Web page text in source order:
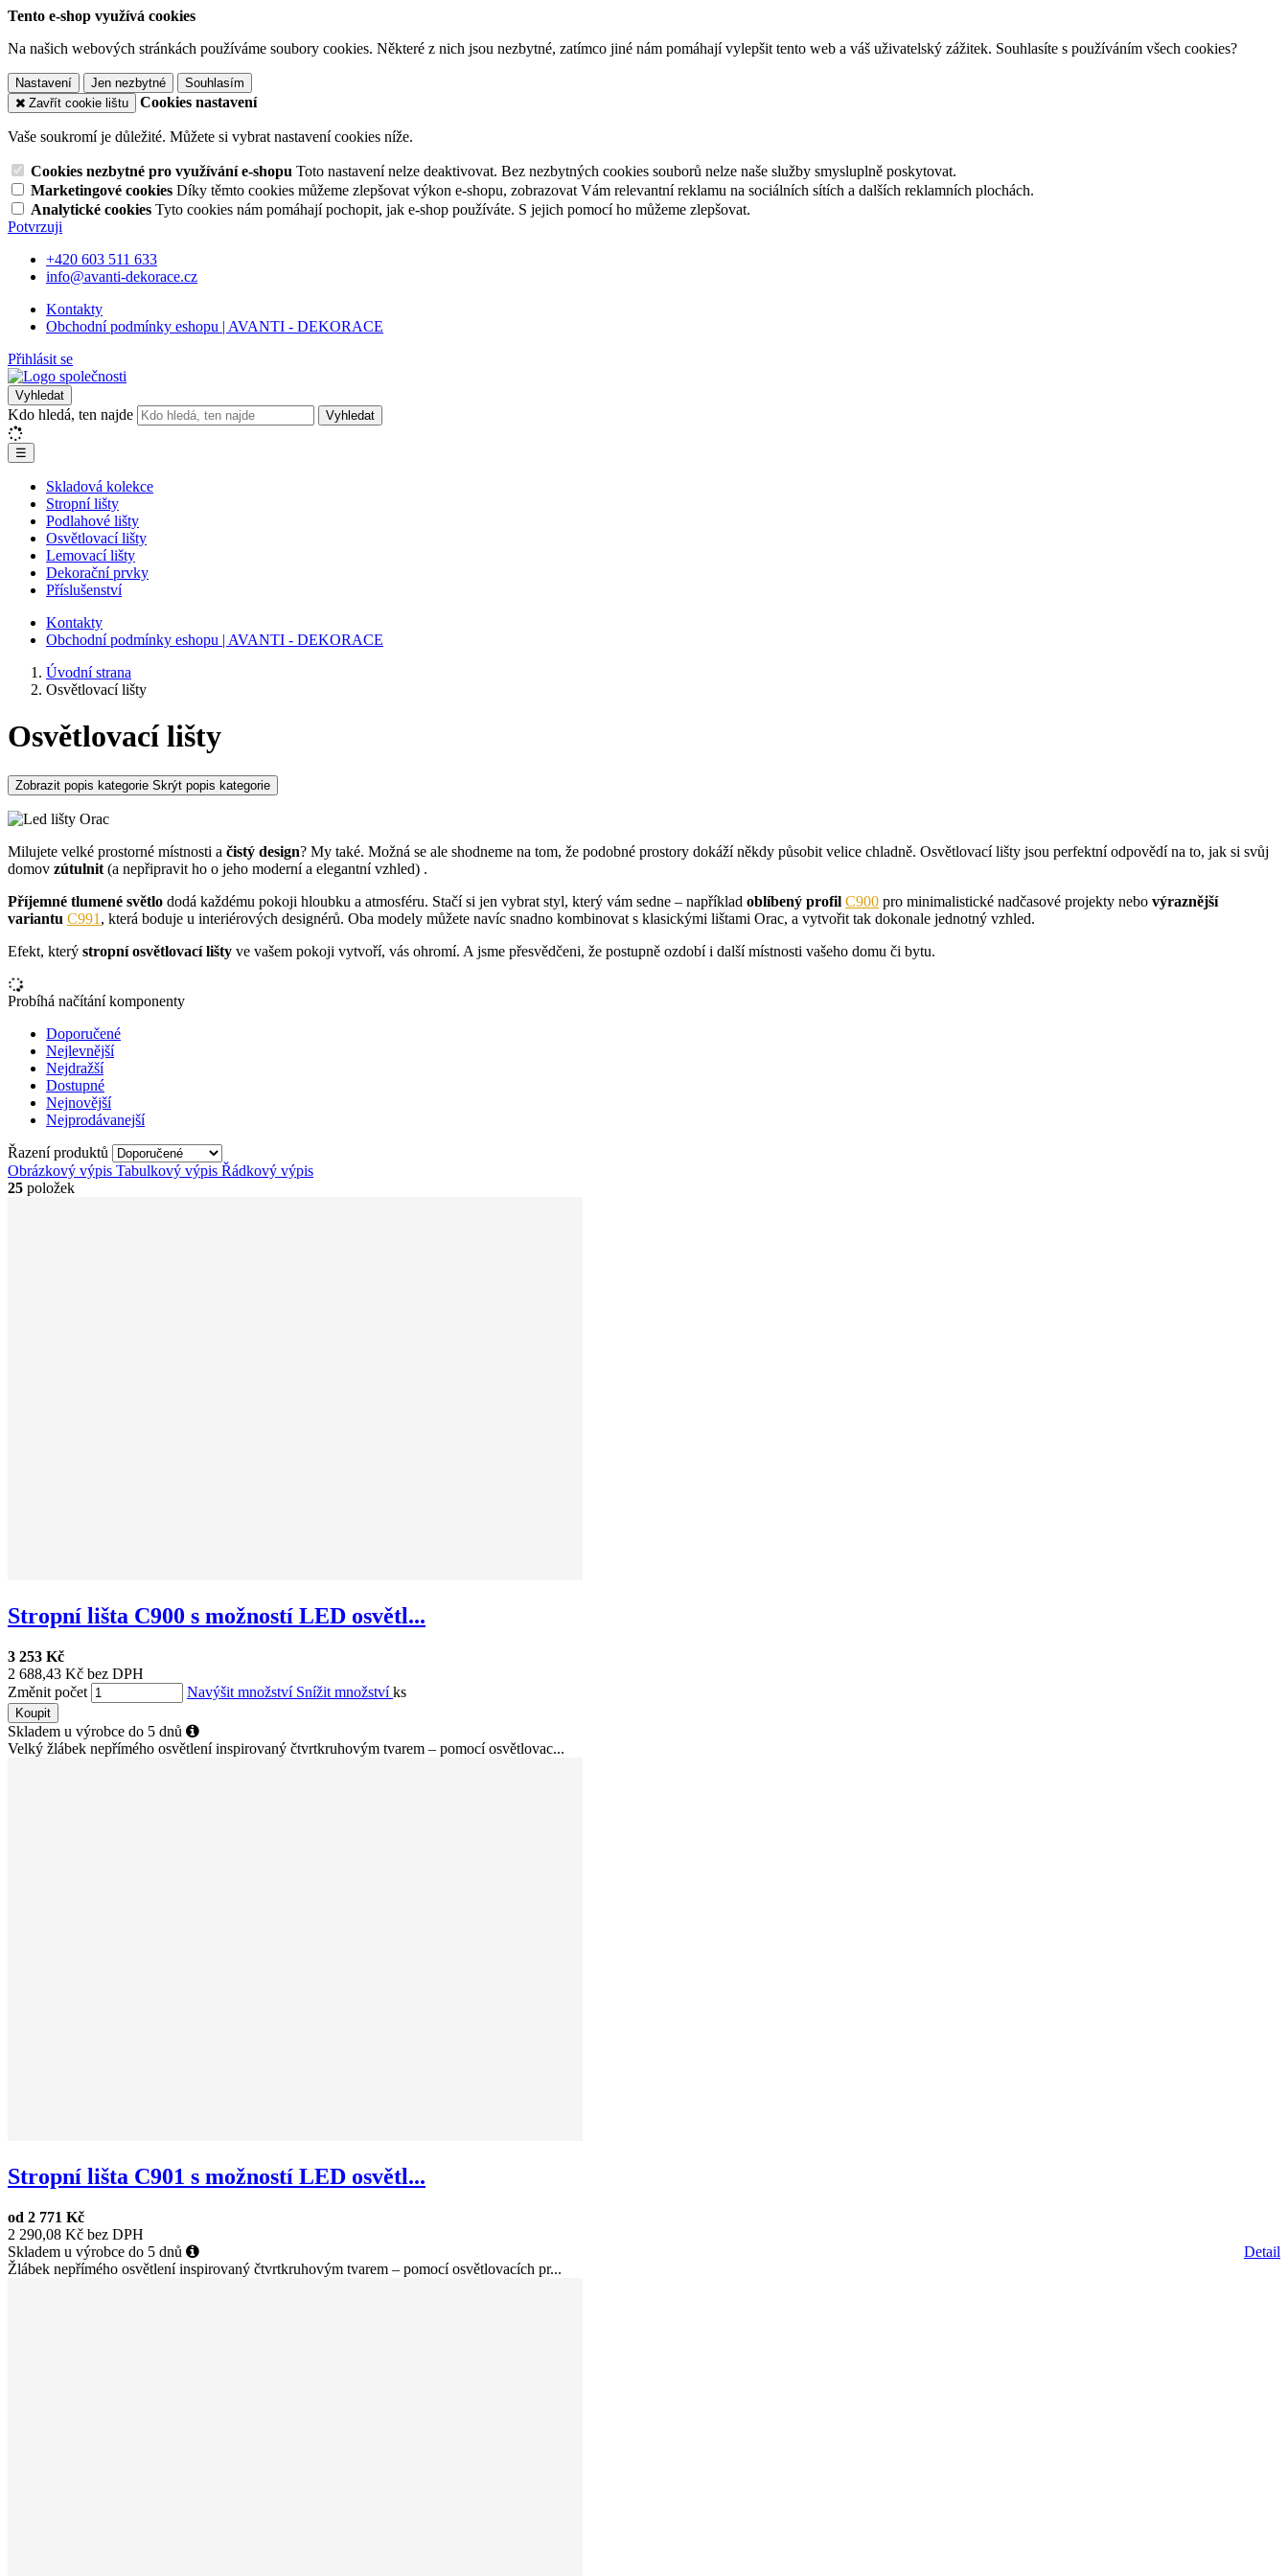
Tento e-shop využívá cookies
Na našich webových stránkách používáme soubory cookies. Některé z nich jsou nezbytné, zatímco jiné nám pomáhají vylepšit tento web a váš uživatelský zážitek. Souhlasíte s používáním všech cookies?
Nastavení Jen nezbytné
Souhlasím
Zavřít cookie lištu
Cookies nastavení
Vaše soukromí je důležité. Můžete si vybrat nastavení cookies níže.
Cookies nezbytné pro využívání e-shopu Toto nastavení nelze deaktivovat. Bez nezbytných cookies souborů nelze naše služby smysluplně poskytovat.
Marketingové cookies Díky těmto cookies můžeme zlepšovat výkon e-shopu, zobrazovat Vám relevantní reklamu na sociálních sítích a dalších reklamních plochách.
Analytické cookies Tyto cookies nám pomáhají pochopit, jak e-shop používáte. S jejich pomocí ho můžeme zlepšovat.
Potvrzuji
+420 603 511 633
info@avanti-dekorace.cz
Kontakty
Obchodní podmínky eshopu | AVANTI - DEKORACE
Přihlásit se
Vyhledat
Kdo hledá, ten najde Vyhledat
☰
Skladová kolekce
Stropní lišty
Podlahové lišty
Osvětlovací lišty
Lemovací lišty
Dekorační prvky
Příslušenství
Kontakty
Obchodní podmínky eshopu | AVANTI - DEKORACE
Úvodní strana
Osvětlovací lišty
Osvětlovací lišty
Zobrazit popis kategorie Skrýt popis kategorie
Milujete velké prostorné místnosti a čistý design? My také. Možná se ale shodneme na tom, že podobné prostory dokáží někdy působit velice chladně. Osvětlovací lišty jsou perfektní odpovědí na to, jak si svůj
domov zútulnit (a nepřipravit ho o jeho moderní a elegantní vzhled) .
Příjemné tlumené světlo dodá každému pokoji hloubku a atmosféru. Stačí si jen vybrat styl, který vám sedne – například oblíbený profil C900 pro minimalistické nadčasové projekty nebo výraznější
variantu C991 , která boduje u interiérových designérů. Oba modely můžete navíc snadno kombinovat s klasickými lištami Orac, a vytvořit tak dokonale jednotný vzhled.
Efekt, který stropní osvětlovací lišty ve vašem pokoji vytvoří, vás ohromí. A jsme přesvědčeni, že postupně ozdobí i další místnosti vašeho domu či bytu.
Probíhá načítání komponenty
Doporučené
Nejlevnější
Nejdražší
Dostupné
Nejnovější
Nejprodávanejší
Řazení produktů
Obrázkový výpis Tabulkový výpis Řádkový výpis
25 položek
Stropní lišta C900 s možností LED osvětl...
3 253 Kč
2 688,43 Kč bez DPH
Změnit počet
Navýšit množství Snížit množstvíks
Koupit
Skladem u výrobce do 5 dnů
Velký žlábek nepřímého osvětlení inspirovaný čtvrtkruhovým tvarem – pomocí osvětlovac...
Stropní lišta C901 s možností LED osvětl...
od 2 771 Kč
2 290,08 Kč bez DPH
Detail
Skladem u výrobce do 5 dnů
Žlábek nepřímého osvětlení inspirovaný čtvrtkruhovým tvarem – pomocí osvětlovacích pr...